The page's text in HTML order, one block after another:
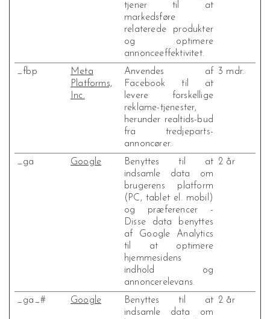
tjener til at
markedsføre
relaterede produkter
og optimere
annonceeffektivitet.
_fbp
Meta
Platforms,
Inc.
Anvendes af
Facebook til at
levere forskellige
reklame-tjenester,
herunder realtids-bud
fra tredjeparts-
annoncører.
3 mdr.
_ga Google
Benyttes til at
indsamle data om
brugerens platform
(PC, tablet el. mobil)
og præferencer -
Disse data benyttes
af Google Analytics
til at optimere
hjemmesidens
indhold og
annoncerelevans.
2 år
_ga_# Google
Benyttes til at
indsamle data om
2 år